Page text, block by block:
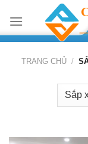
content
TRANG CHỦ /